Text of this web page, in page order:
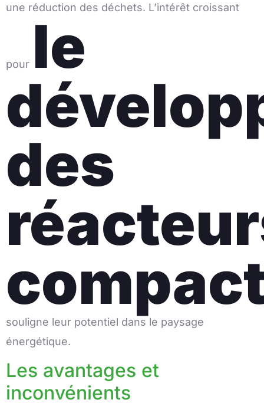
une réduction des déchets. L’intérêt croissant
pour le
des
souligne leur potentiel dans le paysage
énergétique.
Les avantages et
inconvénients